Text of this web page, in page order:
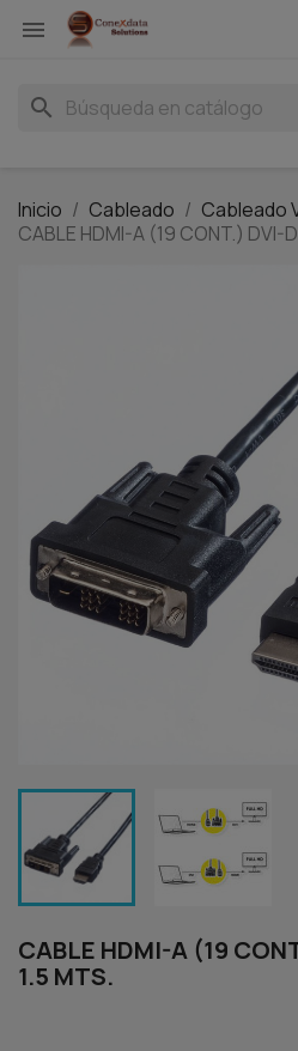

search
Inicio Cableado Cableado
CABLE HDMI-A (19 CONT.) DVI-
CABLE HDMI-A (19
1.5 MTS.